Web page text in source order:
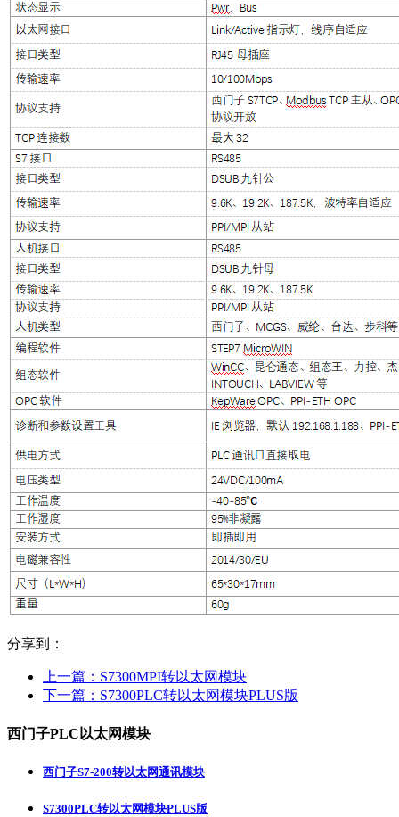
分享到：
上一篇： S7300MPI转以太网模块
下一篇： S7300PLC转以太网模块PLUS版
西门子PLC以太网模块
西门子S7-200转以太网通讯模块
S7300PLC转以太网模块PLUS版